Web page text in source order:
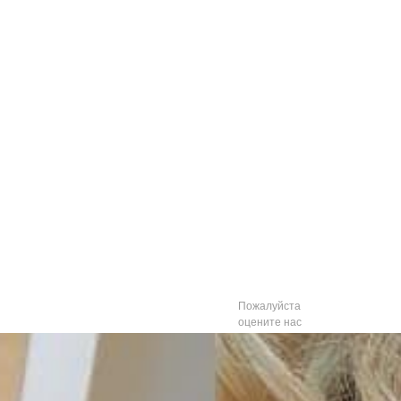
Пожалуйста
оцените нас